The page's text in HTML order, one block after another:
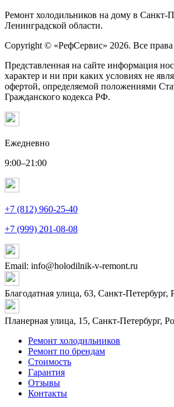
Ремонт холодильников на дому в Санкт-
Ленинградской области.
Copyright © «РефСервис» 2026. Все
Представленная на сайте информация
характер и ни при каких условиях не
офертой, определяемой положениями
Гражданского кодекса РФ.
Ежедневно
9:00–21:00
+7 (812) 960-25-40
+7 (999) 201-08-08
Email: info@holodilnik-v-remont.ru
Благодатная улица, 63, Санкт-Петербург,
Планерная улица, 15, Санкт-Петербург,
Ремонт холодильников
Ремонт по брендам
Стоимость
Гарантия
Отзывы
Контакты